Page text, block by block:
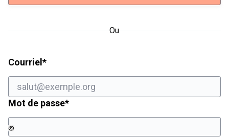
Ou
Courriel *Champ obligatoire
Mot de passe*Champ obligatoire